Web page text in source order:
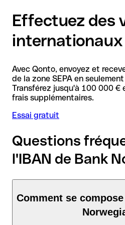
Effectuez des
Avec Qonto, envoyez et
de la zone SEPA en
Transférez jusqu'à 100 000 €
frais supplémentaires.
Essai gratuit
Questions
l'IBAN de Bank
Comment se